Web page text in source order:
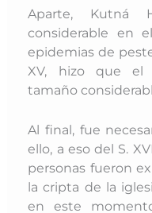
Aparte, Kutná
considerable en
epidemias de
XV, hizo que el
tamaño
Al final, fue
ello, a eso del S.
personas fueron
la cripta de la
en este